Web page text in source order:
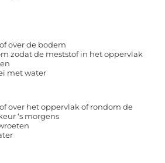
over de bodem
zodat de meststof in het oppervlak
met water
over het oppervlak of rondom de
‘s morgens